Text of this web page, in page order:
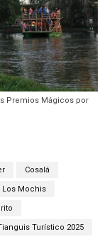
Premios Mágicos por
Cosalá
Los Mochis
Turístico 2025